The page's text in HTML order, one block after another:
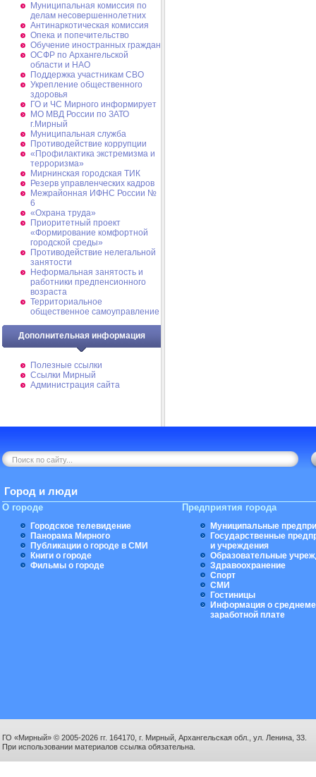
Муниципальная комиссия по
делам несовершеннолетних
Антинаркотическая комиссия
Опека и попечительство
Обучение иностранных граждан
ОСФР по Архангельской
области и НАО
Поддержка участникам СВО
Укрепление общественного
здоровья
ГО и ЧС Мирного информирует
МО МВД России по ЗАТО
г.Мирный
Муниципальная cлужба
Противодействие коррупции
«Профилактика экстремизма и
терроризма»
Мирнинская городская ТИК
Резерв управленческих кадров
Межрайонная ИФНС России №
6
«Охрана труда»
Приоритетный проект
«Формирование комфортной
городской среды»
Противодействие нелегальной
занятости
Неформальная занятость и
работники предпенсионного
возраста
Территориальное
общественное самоуправление
Дополнительная информация
Полезные ссылки
Ссылки Мирный
Администрация сайта
Город и люди
О городе
Городское телевидение
Панорама Мирного
Публикации о городе в СМИ
Книги о городе
Фильмы о городе
Предприятия города
Муниципальные
Государственные
и учреждения
Образовательные
Здравоохранение
Спорт
СМИ
Гостиницы
Информация о
заработной плате
ГО «Мирный» © 2005-2026 гг. 164170, г. Мирный, Архангельская обл., ул. Ленина, 33.
При использовании материалов ссылка обязательна.